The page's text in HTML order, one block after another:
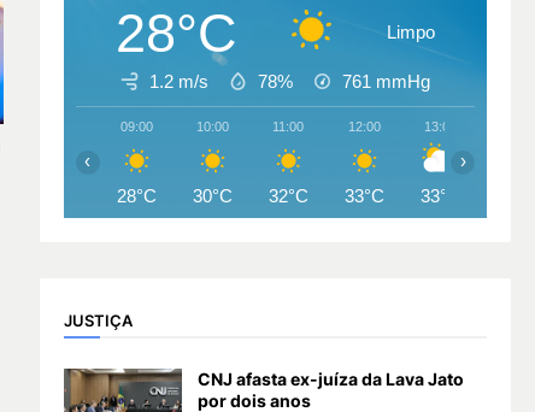
28°C Limpo
1.2 m/s 78% 761 mmHg
09:00
28°C
10:00
30°C
11:00
32°C
12:00
33°C
13:00
33°C
‹ ›
JUSTIÇA
CNJ afasta ex-juíza da Lava Jato
por dois anos